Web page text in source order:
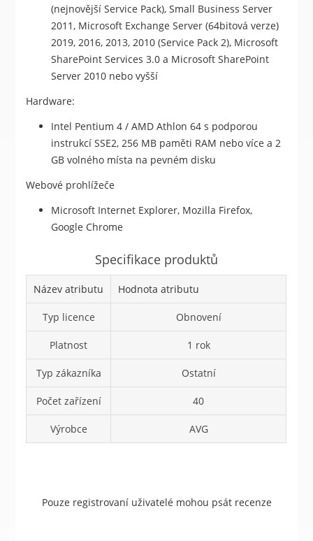
(nejnovější Service Pack), Small Business Server
2011, Microsoft Exchange Server (64bitová verze)
2019, 2016, 2013, 2010 (Service Pack 2), Microsoft
SharePoint Services 3.0 a Microsoft SharePoint
Server 2010 nebo vyšší
Hardware:
Intel Pentium 4 / AMD Athlon 64 s podporou
instrukcí SSE2, 256 MB paměti RAM nebo více a 2
GB volného místa na pevném disku
Webové prohlížeče
Microsoft Internet Explorer, Mozilla Firefox,
Google Chrome
Specifikace produktů
Název atributu Hodnota atributu
Typ licence Obnovení
Platnost 1 rok
Typ zákazníka Ostatní
Počet zařízení 40
Výrobce AVG
Pouze registrovaní uživatelé mohou psát recenze